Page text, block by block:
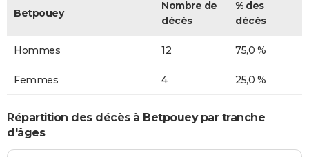
Betpouey
Nombre de
décès
% des
décès
Hommes 12 75,0 %
Femmes 4 25,0 %
Répartition des décès à Betpouey par tranche
d'âges